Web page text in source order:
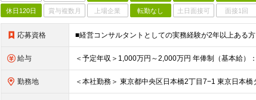
休日120日 賞与複数月 上場企業 転勤なし 土日面接可 面接1回
応募資格 ■経営コンサルタントとしての実務経験が2年以上ある方
給与
勤務地